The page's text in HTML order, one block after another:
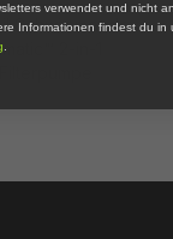
Schwimmende
2-in-1
verwendet und nicht
Informationen findest du in